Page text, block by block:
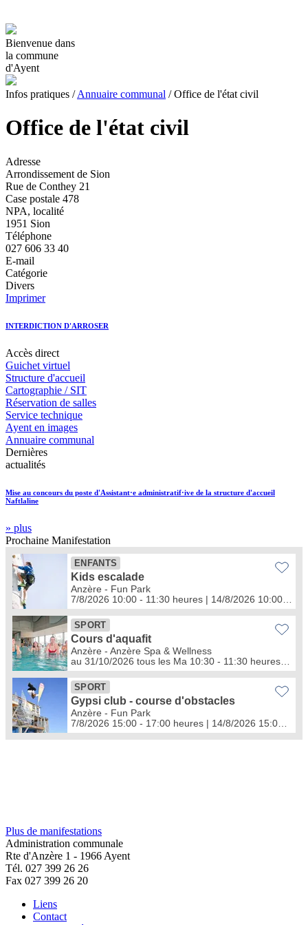
Bienvenue dans
la commune
d'Ayent
Infos pratiques /Annuaire communal /Office de l'état civil
Office de l'état civil
Adresse
Arrondissement de Sion
Rue de Conthey 21
Case postale 478
NPA, localité
1951 Sion
Téléphone
027 606 33 40
E-mail
Catégorie
Divers
Imprimer
INTERDICTION D'ARROSER
Accès direct
Guichet virtuel
Structure d'accueil
Cartographie / SIT
Réservation de salles
Service technique
Ayent en images
Annuaire communal
Dernières
actualités
Mise au concours du poste d'Assistant·e administratif·ive de la structure d'accueil
Naftlaline
» plus
Prochaine Manifestation
Plus de manifestations
Administration communale
Rte d'Anzère 1 - 1966 Ayent
Tél. 027 399 26 26
Fax 027 399 26 20
Liens
Contact